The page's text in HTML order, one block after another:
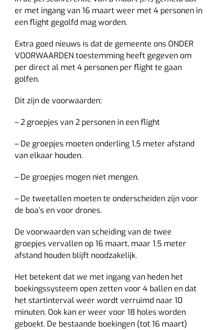
er met ingang van 16 maart weer met 4 personen in
een flight gegolfd mag worden.
Extra goed nieuws is dat de gemeente ons ONDER
VOORWAARDEN toestemming heeft gegeven om
per direct al met 4 personen per flight te gaan
golfen.
Dit zijn de voorwaarden:
– 2 groepjes van 2 personen in een flight
– De groepjes moeten onderling 1,5 meter afstand
van elkaar houden.
– De groepjes mogen niet mengen.
– De tweetallen moeten te onderscheiden zijn voor
de boa’s en voor drones.
De voorwaarden van scheiding van de twee
groepjes vervallen op 16 maart, maar 1.5 meter
afstand houden blijft noodzakelijk.
Het betekent dat we met ingang van heden het
boekingssysteem open zetten voor 4 ballen en dat
het startinterval weer wordt verruimd naar 10
minuten. Ook kan er weer voor 18 holes worden
geboekt. De bestaande boekingen (tot 16 maart)